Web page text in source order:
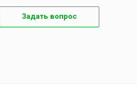
Задать вопрос